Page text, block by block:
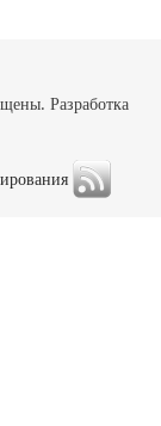
Разработка